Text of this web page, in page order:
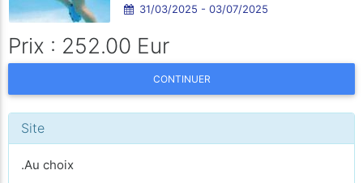
31/03/2025 - 03/07/2025
Prix : 252.00 Eur
CONTINUER
Site
.Au choix